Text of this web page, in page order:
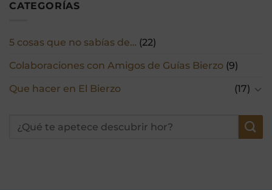
CATEGORÍAS
5 cosas que no sabías de… (22)
Colaboraciones con Amigos de Guías Bierzo (9)
Que hacer en El Bierzo
(17)